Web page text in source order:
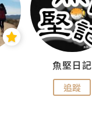
魚堅日記
追蹤